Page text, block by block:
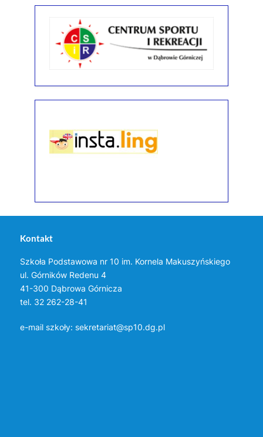
Kontakt
Szkoła Podstawowa nr 10 im. Kornela Makuszyńskiego
ul. Górników Redenu 4
41-300 Dąbrowa Górnicza
tel. 32 262-28-41
e-mail szkoły: sekretariat@sp10.dg.pl